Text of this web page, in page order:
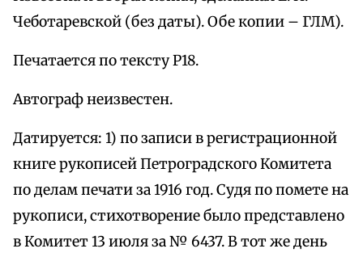
Чеботаревской (без даты). Обе копии – ГЛМ).
Печатается по тексту Р18.
Автограф неизвестен.
Датируется: 1) по записи в регистрационной
книге рукописей Петроградского Комитета
по делам печати за 1916 год. Судя по помете на
рукописи, стихотворение было представлено
в Комитет 13 июля за № 6437. В тот же день